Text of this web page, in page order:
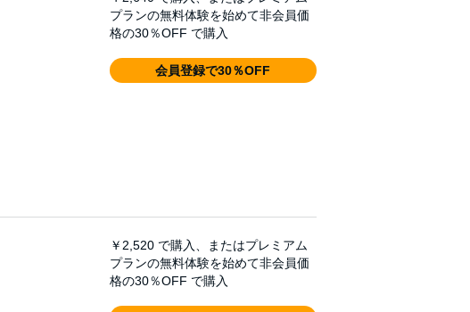
プランの無料体験を始めて非会員価
格の30％OFF で購入
会員登録で30％OFF
￥2,520 で購入、またはプレミアム
プランの無料体験を始めて非会員価
格の30％OFF で購入